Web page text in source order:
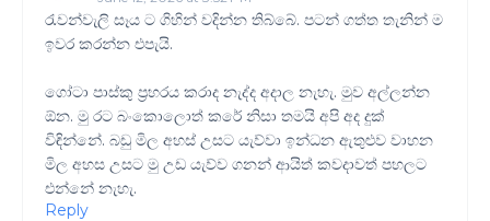
රැවන්වැලි සෑය ට ගිහින් වදින්න තිබ්බේ. පටන් ගත්ත තැනින් ම
ඉවර කරන්න එපැයි.
ගෝටා පාස්කු ප්‍රහරය කරාද නැද්ද අදාල නැහැ. මුව අල්ලන්න
ඕන. මු රට බංකොලොත් කරේ නිසා තමයි අපි අද දුක්
විඳින්නේ. බඩු මිල අහස් උසට යැව්වා ඉන්ධන ඇතුළුව වාහන
මිල අහස උසට මු උඩ යැව්ව ගනන් ආයිත් කවදාවත් පහලට
එන්නේ නැහැ.
Reply